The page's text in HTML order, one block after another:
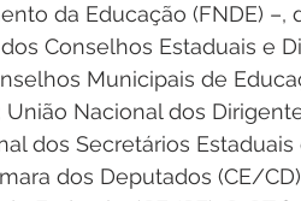
da Educação (FNDE)
Conselhos Estaduais e
Municipais de
União Nacional dos
dos Secretários
dos Deputados (CE/